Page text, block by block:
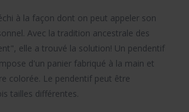
à la façon dont on peut appeler son
Avec la tradition ancestrale des
elle a trouvé la solution! Un pendentif
d'un panier fabriqué à la main et
colorée. Le pendentif peut être
tailles différentes.